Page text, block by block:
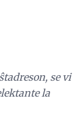
se vi
la